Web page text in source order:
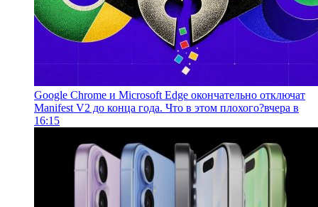
Google Chrome и Microsoft Edge окончательно отключат
Manifest V2 до конца года. Что в этом плохого?вчера в
16:15